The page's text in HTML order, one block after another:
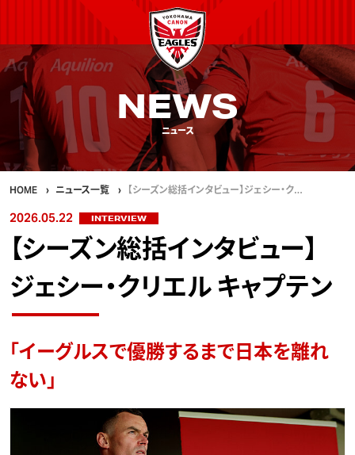
NEWS
ニュース
HOME ニュース一覧 【シーズン総括インタビュー】ジェシー・ク…
2026.05.22 INTERVIEW
【シーズン総括インタビュー】
ジェシー・クリエル キャプテン
「イーグルスで優勝するまで日本を離れ
ない」